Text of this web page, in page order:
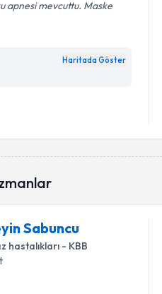
apnesi mevcuttu. Maske
Haritada Göster
Sabuncu
hastalıkları - KBB